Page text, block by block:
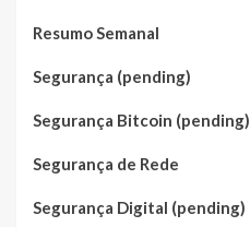
Resumo Semanal
Segurança (pending)
Segurança Bitcoin (pending)
Segurança de Rede
Segurança Digital (pending)